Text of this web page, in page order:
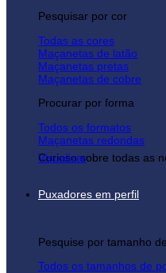
Pesquisar por cor
Todas as cores
Maçanetas de latão
Maçanetas pretas
Maçanetas de cobre
Procurar por forma
Todos os formatos
Maçanetas redondas
Curioso sobre todas as
Visualizar
Puxadores em perfil
Pesquise por tamanho
Todos os tamanhos de